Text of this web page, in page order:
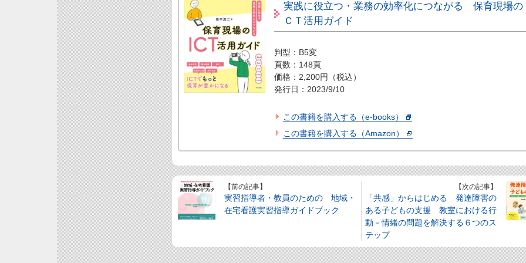
実践に役立つ・業務の効率化につながる 保育現場の
ＣＴ活用ガイド
判型：B5変
頁数：148頁
価格：2,200円（税込）
発行日：2023/9/10
この書籍を購入する（e-books）
この書籍を購入する（Amazon）
【前の記事】
実習指導者・教員のための 地域・
在宅看護実習指導ガイドブック
【次の記事】
「共感」からはじめる 発達障害の
ある子どもの支援 教室における行
動－情緒の問題を解決する６つのス
テップ